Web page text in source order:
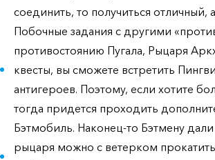
соединить, то получиться
Побочные задания с другими
противостоянию Пугала, Рыцаря
квесты, вы сможете встретить
антигероев. Поэтому, если хотите
тогда придется проходить
Бэтмобиль. Наконец-то Бэтмену
рыцаря можно с ветерком